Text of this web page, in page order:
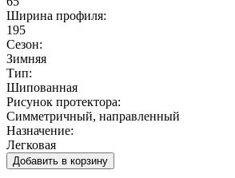
Ширина профиля:
195
Сезон:
Зимняя
Тип:
Шипованная
Рисунок протектора:
Симметричный, направленный
Назначение:
Легковая
Добавить в корзину